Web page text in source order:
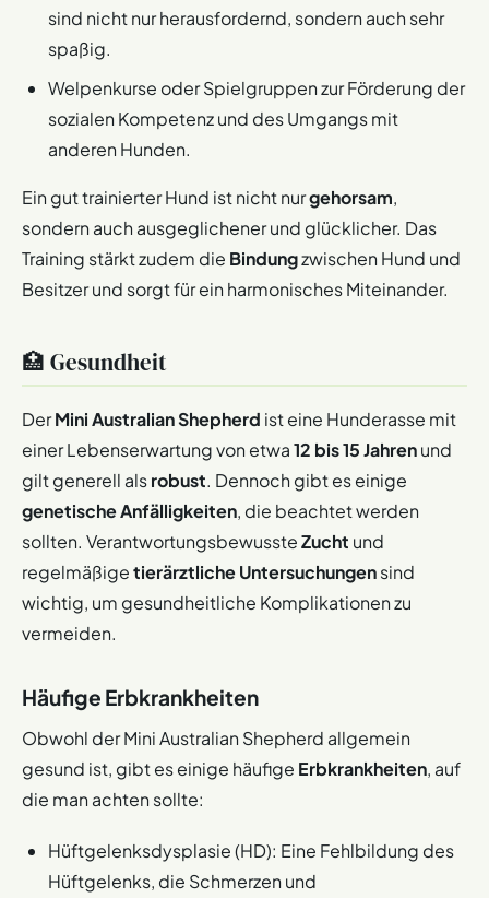
sind nicht nur herausfordernd, sondern auch sehr
spaßig.
Welpenkurse oder Spielgruppen zur Förderung der
sozialen Kompetenz und des Umgangs mit
anderen Hunden.
Ein gut trainierter Hund ist nicht nurgehorsam,
sondern auch ausgeglichener und glücklicher. Das
Training stärkt zudem die Bindungzwischen Hund und
Besitzer und sorgt für ein harmonisches Miteinander.
🏥 Gesundheit
DerMini Australian Shepherd ist eine Hunderasse mit
einer Lebenserwartung von etwa12 bis 15 Jahrenund
gilt generell alsrobust. Dennoch gibt es einige
genetische Anfälligkeiten, die beachtet werden
sollten. VerantwortungsbewussteZucht und
regelmäßigetierärztliche Untersuchungensind
wichtig, um gesundheitliche Komplikationen zu
vermeiden.
Häufige Erbkrankheiten​
Obwohl der Mini Australian Shepherd allgemein
gesund ist, gibt es einige häufige Erbkrankheiten, auf
die man achten sollte:
Hüftgelenksdysplasie (HD): Eine Fehlbildung des
Hüftgelenks, die Schmerzen und